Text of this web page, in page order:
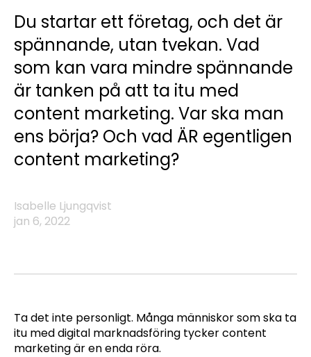
Du startar ett företag, och det är
spännande, utan tvekan. Vad
som kan vara mindre spännande
är tanken på att ta itu med
content marketing. Var ska man
ens börja? Och vad ÄR egentligen
content marketing?
Isabelle Ljungqvist
jan 6, 2022
Ta det inte personligt. Många människor som ska ta
itu med digital marknadsföring tycker content
marketing är en enda röra.